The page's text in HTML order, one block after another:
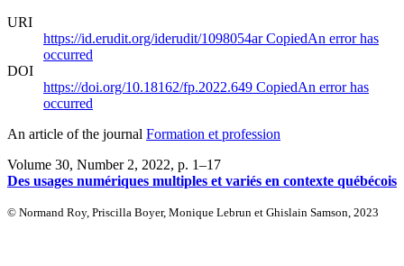
URI
https://id.erudit.org/iderudit/1098054arCopiedAn error has
occurred
DOI
https://doi.org/10.18162/fp.2022.649 CopiedAn error has
occurred
An article of the journal Formation et profession
Volume 30, Number 2, 2022, p. 1–17
Des usages numériques multiples et variés en contexte québécois
© Normand Roy, Priscilla Boyer, Monique Lebrun et Ghislain Samson, 2023